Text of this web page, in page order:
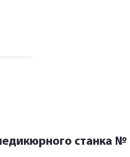
станка №